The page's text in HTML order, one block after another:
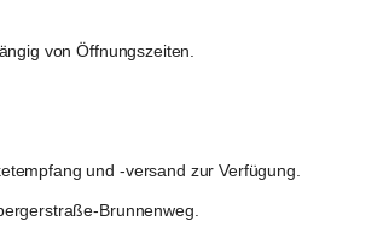
von Öffnungszeiten.
und -versand zur Verfügung.
Brunnenweg.